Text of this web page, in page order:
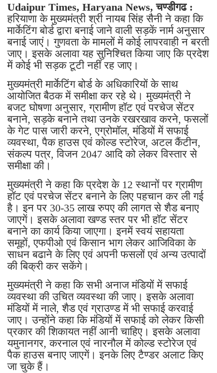
Udaipur Times, Haryana News, चण्डीगढ :
हरियाणा के मुख्यमंत्री श्री नायब सिंह सैनी ने कहा कि
मार्केटिंग बोर्ड द्वारा बनाई जाने वाली सड़कें नार्म अनुसार
बनाई जाएं। गुणवता के मामलों में कोई लापरवाही न बरती
जाए। इसके अलावा यह सुनिश्चित किया जाए कि प्रदेश
में कोई भी सड़क टूटी नहीं रह जाए।
मुख्यमंत्री मार्केटिंग बोर्ड के अधिकारियों के साथ
आयोजित बैठक में समीक्षा कर रहे थे। मुख्यमंत्री ने
बजट घोषणा अनुसार, ग्रामीण हॉट एवं परचेज सेंटर
बनाने, सड़के बनाने तथा उनके रखरखाव करने, फसलों
के गेट पास जारी करने, एग्रोमॉल, मंडियों में सफाई
व्यवस्था, पैक हाउस एवं कोल्ड स्टोरेज, अटल कैंटीन,
संकल्प पत्र, विजन 2047 आदि को लेकर विस्तार से
समीक्षा की।
मुख्यमंत्री ने कहा कि प्रदेश के 12 स्थानों पर ग्रामीण
हॉट एवं परचेज सेंटर बनाने के लिए पहचान कर ली गई
है। इन पर 30-35 लाख रुपए की लागत से शैड बनाए
जाएगें। इसके अलावा खण्ड स्तर पर भी हॉट सेंटर
बनाने का कार्य किया जाएगा। इनमें स्वयं सहायता
समूहों, एफपीओ एवं किसान भाग लेकर आजिविका के
साधन बढाने के लिए एवं अपनी फसलों एवं अन्य उत्पादों
की बिक्री कर सकेंगे।
मुख्यमंत्री ने कहा कि सभी अनाज मंडियों में सफाई
व्यवस्था की उचित व्यवस्था की जाए। इसके अलावा
मंडियों में नाले, शैड एवं ग्राउण्ड में भी सफाई करवाई
जाए। उन्होंने कहा कि मंडियों में सफाई को लेकर किसी
प्रकार की शिकायत नहीं आनी चाहिए। इसके अलावा
यमुनानगर, करनाल एवं नारनौल में कोल्ड स्टोरेज एवं
पैक हाउस बनाए जाएगें। इनके लिए टैण्डर अलाट किए
जा चुके हैं।